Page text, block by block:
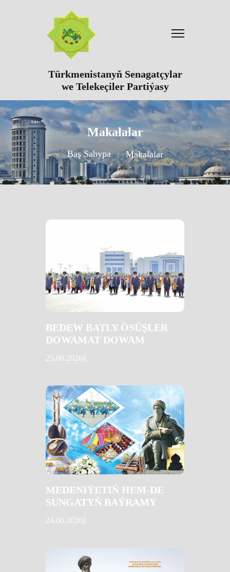
Türkmenistanyň Senagatçylar
we Telekeçiler Partiýasy
Makalalar
Baş Sahypa Makalalar
BEDEW BATLY ÖSÜŞLER
DOWAMAT DOWAM
25.06.2026ý.
MEDENIÝETIŇ HEM-DE
SUNGATYŇ BAÝRAMY
24.06.2026ý.